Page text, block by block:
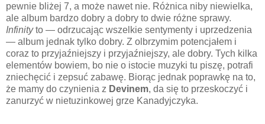
pewnie bliżej 7, a może nawet nie. Różnica niby niewielka,
ale album bardzo dobry a dobry to dwie różne sprawy.
Infinityto — odrzucając wszelkie sentymenty i uprzedzenia
— album jednak tylko dobry. Z olbrzymim potencjałem i
coraz to przyjaźniejszy i przyjaźniejszy, ale dobry. Tych kilka
elementów bowiem, bo nie o istocie muzyki tu piszę, potrafi
zniechęcić i zepsuć zabawę. Biorąc jednak poprawkę na to,
że mamy do czynienia z Devinem, da się to przeskoczyć i
zanurzyć w nietuzinkowej grze Kanadyjczyka.